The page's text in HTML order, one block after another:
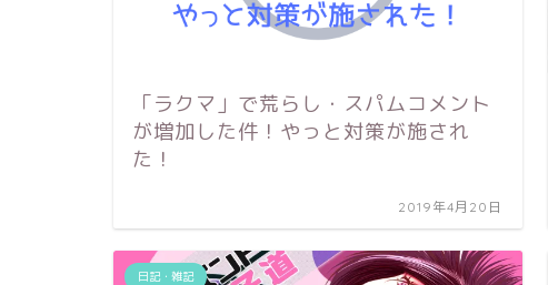
「ラクマ」で荒らし・スパムコメント
が増加した件！やっと対策が施され
た！
2019年4月20日
日記・雑記